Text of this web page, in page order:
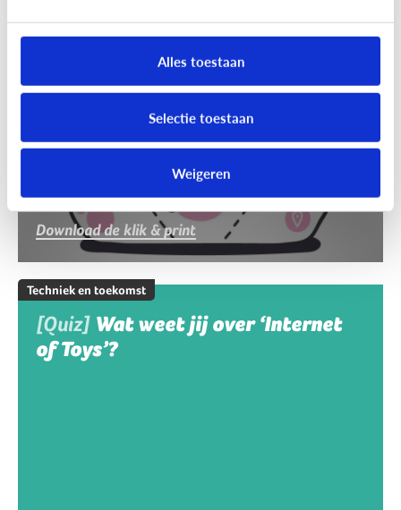
Alles toestaan
Selectie toestaan
Weigeren
[Klik & Print]Slim speelgoed: waar
moet ik op letten?
Download de klik & print
Techniek en toekomst
[Quiz] Wat weet jij over ‘Internet
of Toys’?